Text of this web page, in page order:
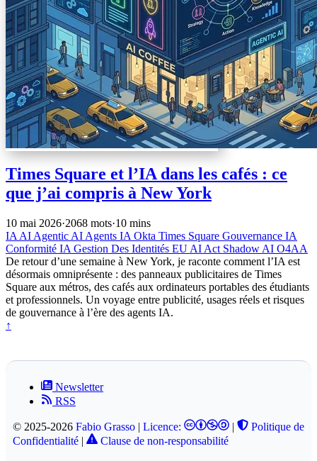
Times Square et l’IA dans les cafés : ce
que j’ai compris à New York
10 mai 2026·2068 mots·10 mins
IA AI Agentic AI Agents IA Okta Times Square Gouvernance IA
Conformité IA Gestion Des Identités EU AI Act Shadow AI O4AA
De retour d’une semaine à New York, je raconte comment l’IA est
désormais omniprésente : des panneaux publicitaires de Times
Square aux métros, des cafés aux ordinateurs portables des étudiants
et professionnels. Un voyage entre publicité, usages réels et risques
de gouvernance à l’ère des agents IA.
↑
Newsletter
RSS
© 2025-2026 Fabio Grasso | Licence: |
Politique de
Confidentialité | Clause de non-responsabilité